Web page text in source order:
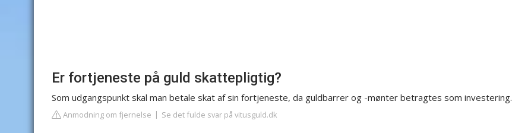
Er fortjeneste på guld skattepligtig?
Som udgangspunkt skal man betale skat af sin fortjeneste, da guldbarrer og -mønter betragtes som investering.
Anmodning om fjernelse Se det fulde svar på vitusguld.dk